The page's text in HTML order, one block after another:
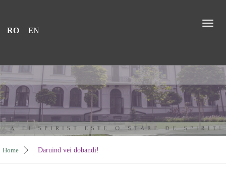
RO EN
Home Daruind vei dobandi!